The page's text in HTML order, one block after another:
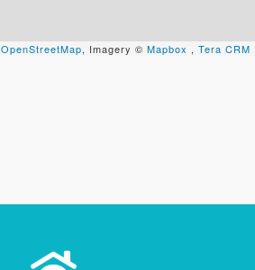
OpenStreetMap, Imagery © Mapbox , Tera CRM